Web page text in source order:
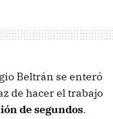
Beltrán se enteró
de hacer el trabajo
de segundos.